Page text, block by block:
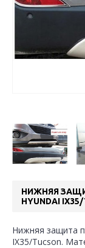
НИЖНЯЯ
HYUNDAI
Нижняя защита
IX35/Tucson.